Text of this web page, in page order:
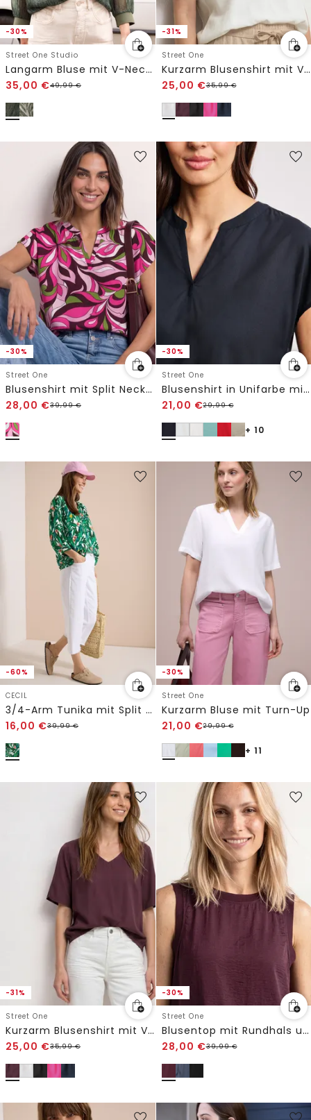
-30%
Street One Studio
Langarm Bluse mit V-Neck aus Chiffon
35,00 €49,99€
-31%
Street One
Kurzarm Blusenshirt mit V-Neck
25,00 €35,99€
-30%
Street One
Blusenshirt mit Split Neck und Print
28,00 €39,99€
-30%
Street One
Blusenshirt in Unifarbe mit Split Neck
21,00 €29,99€
+ 10
-60%
CECIL
3/4-Arm Tunika mit Split Neck und Print
16,00 €39,99€
-30%
Street One
Kurzarm Bluse mit Turn-Up
21,00 €29,99€
+ 11
-31%
Street One
Kurzarm Blusenshirt mit V-Neck
25,00 €35,99€
-30%
Street One
Blusentop mit Rundhals und Tape-Detail
28,00 €39,99€